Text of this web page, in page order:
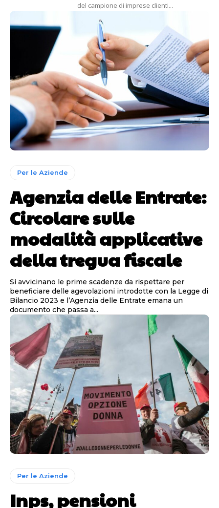
del campione di imprese clienti...
Per le Aziende
Agenzia delle Entrate:
Circolare sulle
modalità applicative
della tregua fiscale
Si avvicinano le prime scadenze da rispettare per
beneficiare delle agevolazioni introdotte con la Legge di
Bilancio 2023 e l’Agenzia delle Entrate emana un
documento che passa a...
Per le Aziende
Inps, pensioni